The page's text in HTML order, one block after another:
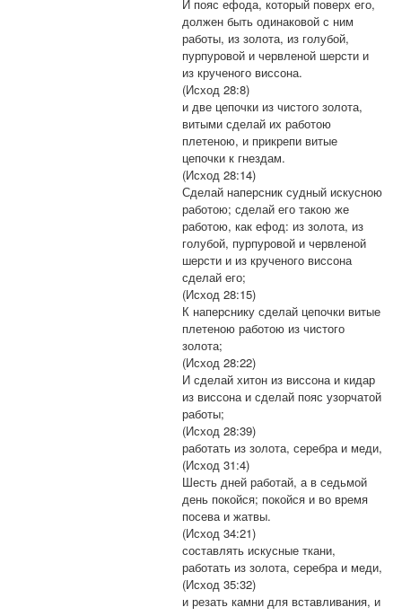
И пояс ефода, который поверх его,
должен быть одинаковой с ним
работы, из золота, из голубой,
пурпуровой и червленой шерсти и
из крученого виссона.
(Исход 28:8)
и две цепочки из чистого золота,
витыми сделай их работою
плетеною, и прикрепи витые
цепочки к гнездам.
(Исход 28:14)
Сделай наперсник судный искусною
работою; сделай его такою же
работою, как ефод: из золота, из
голубой, пурпуровой и червленой
шерсти и из крученого виссона
сделай его;
(Исход 28:15)
К наперснику сделай цепочки витые
плетеною работою из чистого
золота;
(Исход 28:22)
И сделай хитон из виссона и кидар
из виссона и сделай пояс узорчатой
работы;
(Исход 28:39)
работать из золота, серебра и меди,
(Исход 31:4)
Шесть дней работай, а в седьмой
день покойся; покойся и во время
посева и жатвы.
(Исход 34:21)
составлять искусные ткани,
работать из золота, серебра и меди,
(Исход 35:32)
и резать камни для вставливания, и